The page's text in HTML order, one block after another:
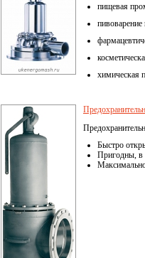
пищевая
пивоварение
химическая
Быстро
Пригодны, в